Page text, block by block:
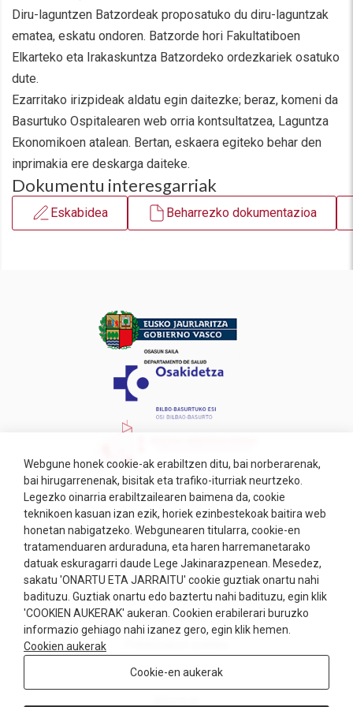
Diru-laguntzen Batzordeak proposatuko du diru-laguntzak
ematea, eskatu ondoren. Batzorde hori Fakultatiboen
Elkarteko eta Irakaskuntza Batzordeko ordezkariek osatuko
dute.
Ezarritako irizpideak aldatu egin daitezke; beraz, komeni da
Basurtuko Ospitalearen web orria kontsultatzea, Laguntza
Ekonomikoen atalean. Bertan, eskaera egiteko behar den
inprimakia ere deskarga daiteke.
Dokumentu interesgarriak
Eskabidea Beharrezko dokumentazioa
Ziurtagiri kudeaketa
Lege-oharra
Cookiak
Webgune honek cookie-ak erabiltzen ditu, bai norberarenak,
bai hirugarrenenak, bisitak eta trafiko-iturriak neurtzeko.
Legezko oinarria erabiltzailearen baimena da, cookie
teknikoen kasuan izan ezik, horiek ezinbestekoak baitira web
honetan nabigatzeko. Webgunearen titularra, cookie-en
tratamenduaren arduraduna, eta haren harremanetarako
datuak eskuragarri daude Lege Jakinarazpenean. Mesedez,
sakatu 'ONARTU ETA JARRAITU' cookie guztiak onartu nahi
badituzu. Guztiak onartu edo baztertu nahi badituzu, egin klik
'COOKIEN AUKERAK' aukeran. Cookien erabilerari buruzko
informazio gehiago nahi izanez gero, egin klik hemen.
Cookien aukerak
Cookie-en aukerak